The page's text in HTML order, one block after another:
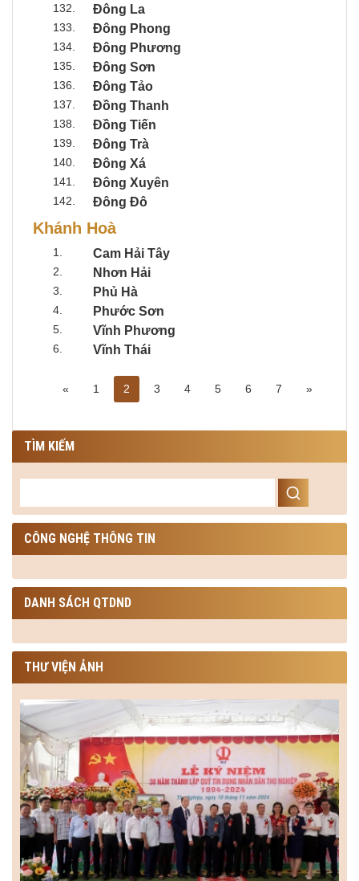
132. Đông La
133. Đông Phong
134. Đông Phương
135. Đông Sơn
136. Đông Tảo
137. Đồng Thanh
138. Đồng Tiến
139. Đông Trà
140. Đông Xá
141. Đông Xuyên
142. Đông Đô
Khánh Hoà
1. Cam Hải Tây
2. Nhơn Hải
3. Phủ Hà
4. Phước Sơn
5. Vĩnh Phương
6. Vĩnh Thái
« 1 2 3 4 5 6 7 »
TÌM KIẾM
CÔNG NGHỆ THÔNG TIN
DANH SÁCH QTDND
THƯ VIỆN ẢNH